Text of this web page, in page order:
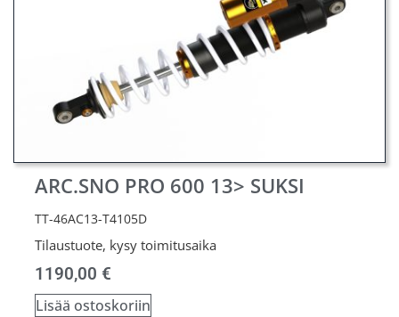
ARC.SNO PRO 600 13> SUKSI
TT-46AC13-T4105D
Tilaustuote, kysy toimitusaika
1190,00 €
Lisää ostoskoriin